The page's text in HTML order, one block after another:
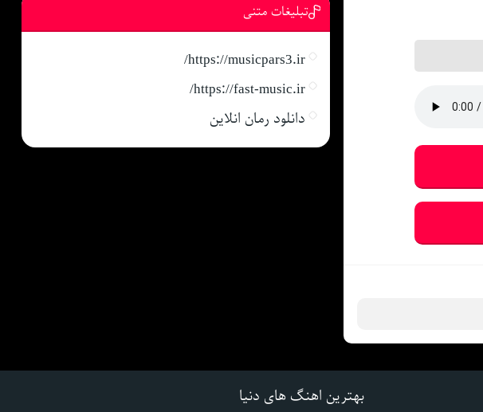
تبلیغات متنی
https://musicpars3.ir/
https://fast-music.ir/
دانلود رمان انلاین
بهترین اهنگ های دنیا